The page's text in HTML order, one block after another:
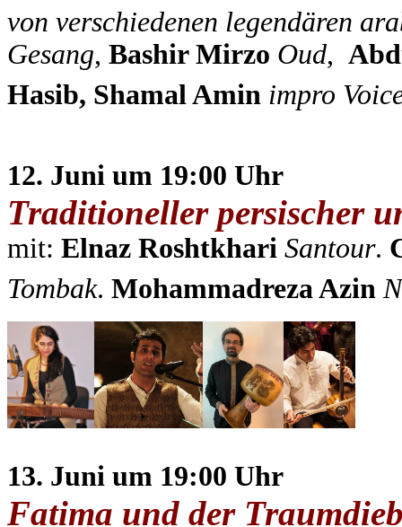
von verschiedenen legendären
Gesang, Bashir Mirzo Oud,
Hasib, Shamal Amin impro
12. Juni um 19:00 Uhr
Traditioneller persischer
mit: Elnaz Roshtkhari Santour.
Tombak. Mohammadreza Azin
13. Juni um 19:00 Uhr
Fatima und der